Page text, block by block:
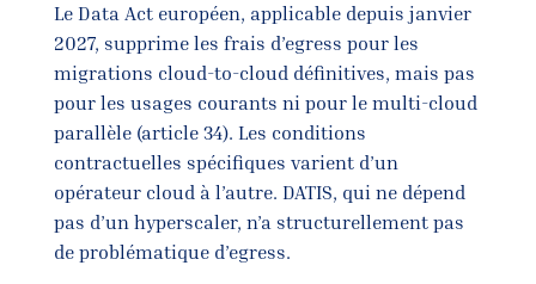
Le Data Act européen, applicable depuis janvier
2027, supprime les frais d’egress pour les
migrations cloud-to-cloud définitives, mais pas
pour les usages courants ni pour le multi-cloud
parallèle (article 34). Les conditions
contractuelles spécifiques varient d’un
opérateur cloud à l’autre. DATIS, qui ne dépend
pas d’un hyperscaler, n’a structurellement pas
de problématique d’egress.